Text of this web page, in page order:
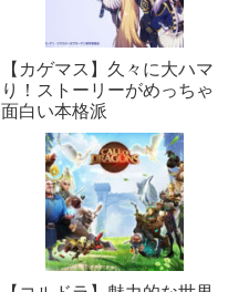
【カゲマス】久々に大ハマ
り！ストーリーがめっちゃ
面白い本格派